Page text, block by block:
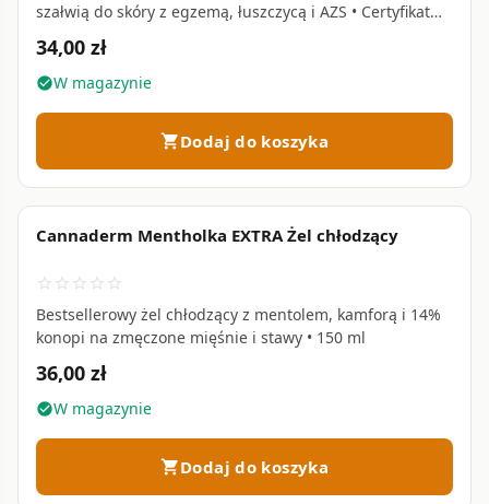
szałwią do skóry z egzemą, łuszczycą i AZS • Certyfikat
CPK BIO • 75 g
34,00 zł
check_circleW magazynie
shopping_cartDodaj do koszyka
Cannaderm Mentholka EXTRA Żel chłodzący
star_border star_border star_border star_border star_border
Bestsellerowy żel chłodzący z mentolem, kamforą i 14%
konopi na zmęczone mięśnie i stawy • 150 ml
36,00 zł
check_circleW magazynie
shopping_cartDodaj do koszyka